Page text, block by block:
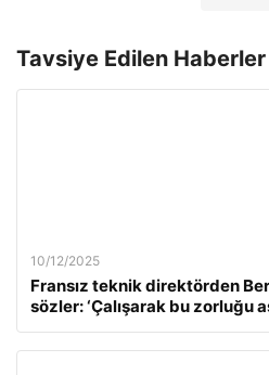
Tavsiye Edilen Haberler
10/12/2025
Fransız teknik direktörden
sözler: ‘Çalışarak bu zorluğu